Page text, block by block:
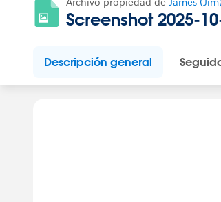
Screenshot 2025-
Descripción general